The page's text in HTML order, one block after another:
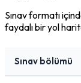
Sınav formatı
faydalı bir yol
Sınav bölümü